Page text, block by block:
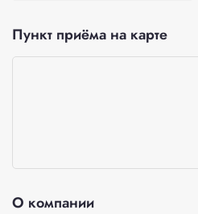
Пункт приёма на карте
О компании